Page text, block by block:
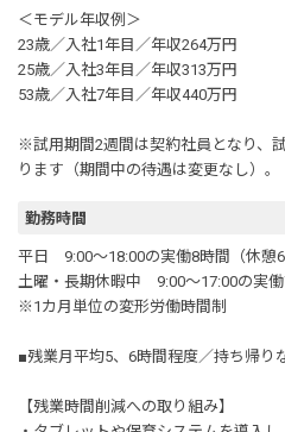
＜モデル年収例＞
23歳／入社1年目／年収264万円
25歳／入社3年目／年収313万円
53歳／入社7年目／年収440万円
※試用期間2週間は契約社員となり、
ります（期間中の待遇は変更なし）。
勤務時間
平日 9:00～18:00の実働8時間（休憩
土曜・長期休暇中 9:00～17:00の実働
※1カ月単位の変形労働時間制
■残業月平均5、6時間程度／持ち帰り
【残業時間削減への取り組み】